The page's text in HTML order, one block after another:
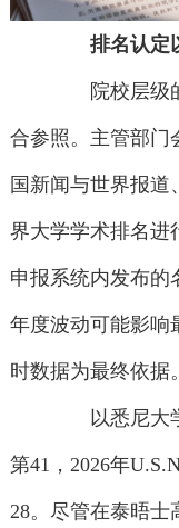
排名认定
院校层级的
合参照。主管部门
国新闻与世界报道
界大学学术排名进
申报系统内发布的
年度波动可能影响
时数据为最终依据。
以悉尼大学
第41，2026年
28。尽管在泰晤士